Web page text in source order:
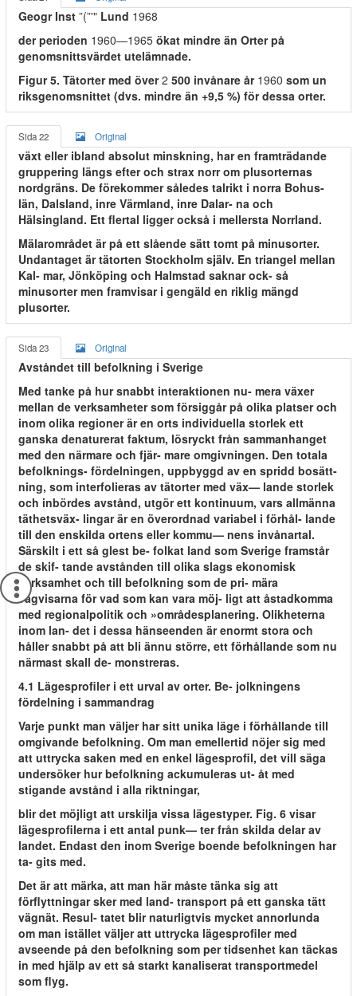
Geogr Inst ”(”'" Lund 1968
der perioden 1960—1965 ökat mindre än Orter på
genomsnittsvärdet utelämnade.
Figur 5. Tätorter med över2 500 invånare år 1960 som un
riksgenomsnittet (dvs. mindre än +9,5 %) för dessa orter.
Sida 22 Original
växt eller ibland absolut minskning, har en framträdande
gruppering längs efter och strax norr om plusorternas
nordgräns. De förekommer således talrikt i norra Bohus-
län, Dalsland, inre Värmland, inre Dalar- na och
Hälsingland. Ett flertal ligger också i mellersta Norrland.
Mälarområdet är på ett slående sätt tomt på minusorter.
Undantaget är tätorten Stockholm själv. En triangel mellan
Kal- mar, Jönköping och Halmstad saknar ock- så
minusorter men framvisar i gengäld en riklig mängd
plusorter.
Sida 23 Original
Avståndet till befolkning i Sverige
Med tanke på hur snabbt interaktionen nu- mera växer
mellan de verksamheter som försiggår på olika platser och
inom olika regioner är en orts individuella storlek ett
ganska denaturerat faktum, lösryckt från sammanhanget
med den närmare och fjär- mare omgivningen. Den totala
befolknings- fördelningen, uppbyggd av en spridd bosätt-
ning, som interfolieras av tätorter med väx— lande storlek
och inbördes avstånd, utgör ett kontinuum, vars allmänna
täthetsväx- lingar är en överordnad variabel i förhål- lande
till den enskilda ortens eller kommu— nens invånartal.
Särskilt i ett så glest be- folkat land som Sverige framstår
de skif- tande avstånden till olika slags ekonomisk
verksamhet och till befolkning som de pri- mära
vägvisarna för vad som kan vara möj- ligt att åstadkomma
med regionalpolitik och »områdesplanering. Olikheterna
inom lan- det i dessa hänseenden är enormt stora och
håller snabbt på att bli ännu större, ett förhållande som nu
närmast skall de- monstreras.
4.1 Lägesprofiler i ett urval av orter. Be- jolkningens
fördelning i sammandrag
Varje punkt man väljer har sitt unika läge i förhållande till
omgivande befolkning. Om man emellertid nöjer sig med
att uttrycka saken med en enkel lägesprofil, det vill säga
undersöker hur befolkning ackumuleras ut- åt med
stigande avstånd i alla riktningar,
blir det möjligt att urskilja vissa lägestyper. Fig. 6 visar
lägesprofilerna i ett antal punk— ter från skilda delar av
landet. Endast den inom Sverige boende befolkningen har
ta- gits med.
Det är att märka, att man här måste tänka sig att
förflyttningar sker med land- transport på ett ganska tätt
vägnät. Resul- tatet blir naturligtvis mycket annorlunda
om man istället väljer att uttrycka lägesprofiler med
avseende på den befolkning som per tidsenhet kan täckas
in med hjälp av ett så starkt kanaliserat transportmedel
som flyg.